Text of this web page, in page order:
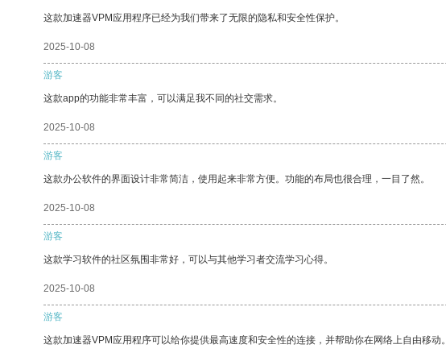
这款加速器VPM应用程序已经为我们带来了无限的隐私和安全性保护。
2025-10-08
游客
这款app的功能非常丰富，可以满足我不同的社交需求。
2025-10-08
游客
这款办公软件的界面设计非常简洁，使用起来非常方便。功能的布局也很合理，一目了然。
2025-10-08
游客
这款学习软件的社区氛围非常好，可以与其他学习者交流学习心得。
2025-10-08
游客
这款加速器VPM应用程序可以给你提供最高速度和安全性的连接，并帮助你在网络上自由移动。